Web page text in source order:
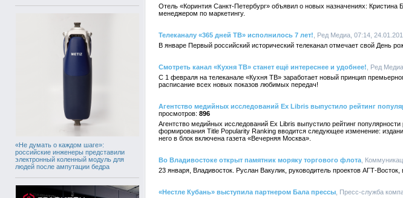
«Не думать о каждом шаге»:
российские инженеры представили
электронный коленный модуль для
людей после ампутации бедра
Отель «Коринтия Санкт-Петербург» объявил о новых назначениях:
менеджером по маркетингу.
Телеканалу «365 дней ТВ» исполнилось 7 лет! , Ред Медиа, 07:14,
В январе Первый российский исторический телеканал отмечает свой День
Смотреть канал «Кухня ТВ» станет ещё интереснее и удобнее! , Ред
С 1 февраля на телеканале «Кухня ТВ» заработает новый принцип
расписание всех новых показов любимых передач!
Агентство медийных исследований Ex Libris выпустило рейтинг
896
Агентство медийных исследований Ex Libris выпустило рейтинг
формирования Title Popularity Ranking вводится следующее изменение:
него в блок включена газета «Вечерняя Москва».
Во Владивостоке открыт памятник моряку торгового флота ,
23 января, Владивосток. Руслан Вакулик, руководитель проектов АГТ-
«Нестле Кубань» выступила партнером Бала прессы , Пресс-служба